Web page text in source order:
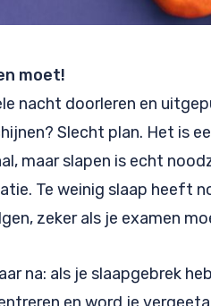
moet!
nacht doorleren en
Slecht plan. Het is
maar slapen is echt
Te weinig slaap heeft
zeker als je examen
na: als je slaapgebrek